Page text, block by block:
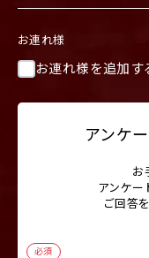
お連れ様
お連れ様を追加す
アンケ
お
アンケー
ご回答
必須